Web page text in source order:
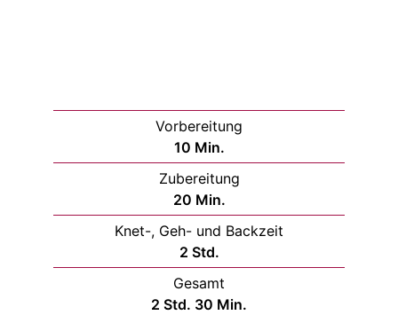
Vorbereitung
10 Min.
Zubereitung
20 Min.
Knet-, Geh- und Backzeit
2 Std.
Gesamt
2 Std. 30 Min.